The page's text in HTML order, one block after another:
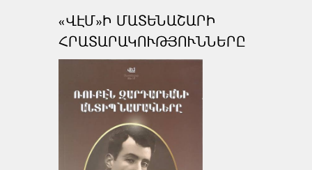
«ՎԷՄ»Ի ՄԱՏԵՆԱՇԱՐԻ
ՀՐԱՏԱՐԱԿՈՒԹՅՈՒՆՆԵՐԸ